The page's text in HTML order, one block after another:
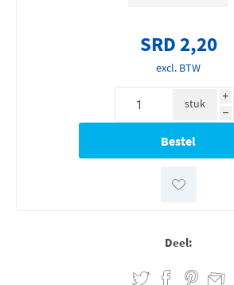
SRD 2,20
excl. BTW
i
h
stuk
Deel: